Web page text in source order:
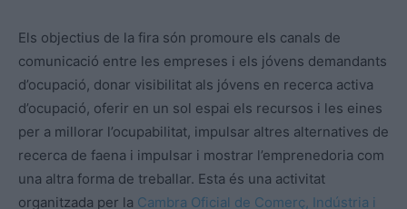
Els objectius de la fira són promoure els canals de
comunicació entre les empreses i els jóvens demandants
d’ocupació, donar visibilitat als jóvens en recerca activa
d’ocupació, oferir en un sol espai els recursos i les eines
per a millorar l’ocupabilitat, impulsar altres alternatives de
recerca de faena i impulsar i mostrar l’emprenedoria com
una altra forma de treballar. Esta és una activitat
organitzada per la Cambra Oficial de Comerç, Indústria i